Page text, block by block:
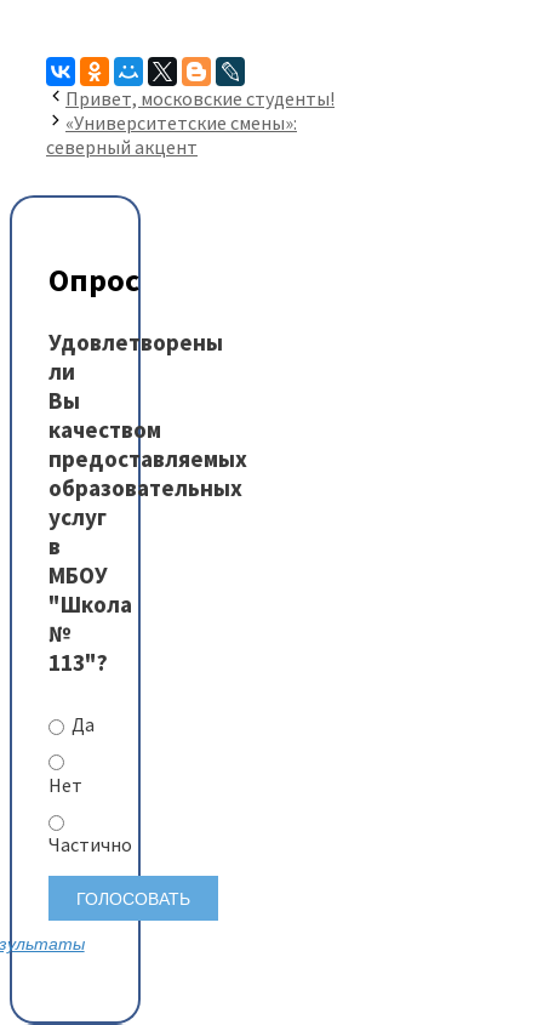
Привет, московские студенты!
«Университетские смены»:
северный акцент
Опрос
Удовлетворены
ли
Вы
качеством
предоставляемых
образовательных
услуг
в
МБОУ
"Школа
№
113"?
Да
Нет
Частично